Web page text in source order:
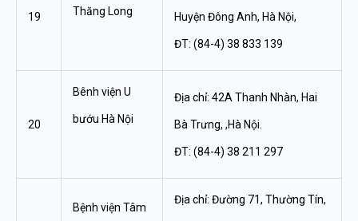
19 Thăng Long Huyện Đông Anh, Hà Nội,
ĐT: (84-4) 38 833 139
20
Bênh viện U
bướu Hà Nội
Địa chỉ: 42A Thanh Nhàn, Hai
Bà Trưng, ,Hà Nội.
ĐT: (84-4) 38 211 297
Bệnh viện Tâm
Địa chỉ: Đường 71, Thường Tín,